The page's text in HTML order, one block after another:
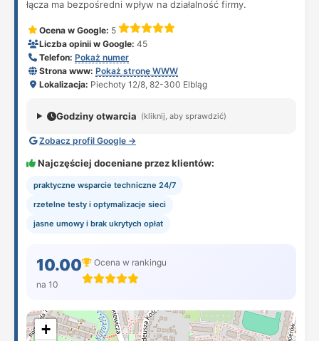
łącza ma bezpośredni wpływ na działalność firmy.
Ocena w Google: 5
Liczba opinii w Google: 45
Telefon: Pokaż numer
Strona www: Pokaż stronę WWW
Lokalizacja: Piechoty 12/8, 82-300 Elbląg
Godziny otwarcia (kliknij, aby sprawdzić)
Zobacz profil Google →
Najczęściej doceniane przez klientów:
praktyczne wsparcie techniczne 24/7
rzetelne testy i optymalizacje sieci
jasne umowy i brak ukrytych opłat
10.00
na 10
Ocena w rankingu
+